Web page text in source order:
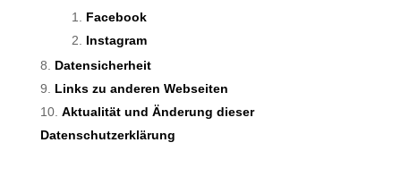
Facebook
Instagram
Datensicherheit
Links zu anderen Webseiten
Aktualität und Änderung dieser
Datenschutzerklärung